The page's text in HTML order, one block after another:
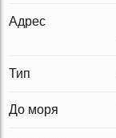
Адрес
Тип
До моря